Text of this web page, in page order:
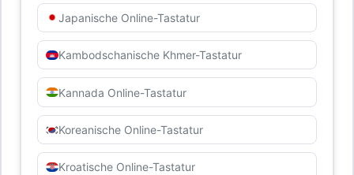
Japanische Online-Tastatur
Kambodschanische Khmer-Tastatur
Kannada Online-Tastatur
Koreanische Online-Tastatur
Kroatische Online-Tastatur